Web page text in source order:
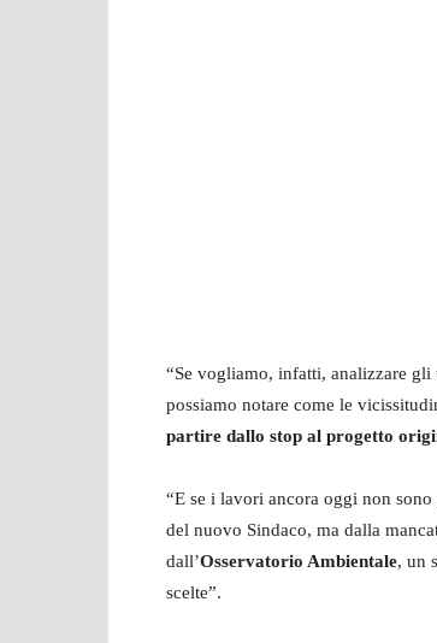
“Se vogliamo, infatti, analizzare
possiamo notare come le
partire dallo stop al progetto
“E se i lavori ancora oggi non
del nuovo Sindaco, ma dalla
dall’Osservatorio Ambientale, un
scelte”.